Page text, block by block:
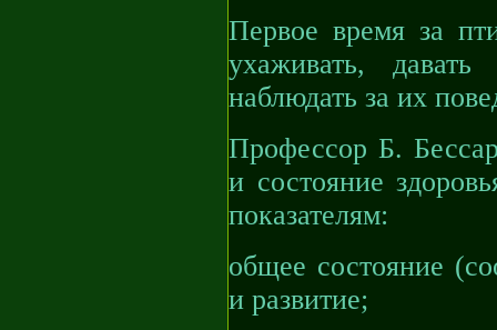
Первое время за
ухаживать,
наблюдать за их
Профессор Б.
и состояние
показателям:
общее состояние
и развитие;